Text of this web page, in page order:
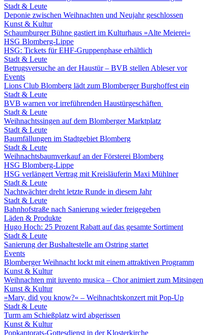
Stadt & Leute
Deponie zwischen Weihnachten und Neujahr geschlossen
Kunst & Kultur
Schaumburger Bühne gastiert im Kulturhaus »Alte Meierei«
HSG Blomberg-Lippe
HSG: Tickets für EHF-Gruppenphase erhältlich
Stadt & Leute
Betrugsversuche an der Haustür – BVB stellen Ableser vor
Events
Lions Club Blomberg lädt zum Blomberger Burghoffest ein
Stadt & Leute
BVB warnen vor irreführenden Haustürgeschäften
Stadt & Leute
Weihnachtssingen auf dem Blomberger Marktplatz
Stadt & Leute
Baumfällungen im Stadtgebiet Blomberg
Stadt & Leute
Weihnachtsbaumverkauf an der Försterei Blomberg
HSG Blomberg-Lippe
HSG verlängert Vertrag mit Kreisläuferin Maxi Mühlner
Stadt & Leute
Nachtwächter dreht letzte Runde in diesem Jahr
Stadt & Leute
Bahnhofstraße nach Sanierung wieder freigegeben
Läden & Produkte
Hugo Hoch: 25 Prozent Rabatt auf das gesamte Sortiment
Stadt & Leute
Sanierung der Bushaltestelle am Ostring startet
Events
Blomberger Weihnacht lockt mit einem attraktiven Programm
Kunst & Kultur
Weihnachten mit iuvento musica – Chor animiert zum Mitsingen
Kunst & Kultur
»Mary, did you know?« – Weihnachtskonzert mit Pop-Up
Stadt & Leute
Turm am Schießplatz wird abgerissen
Kunst & Kultur
Popkantorats-Gottesdienst in der Klosterkirche